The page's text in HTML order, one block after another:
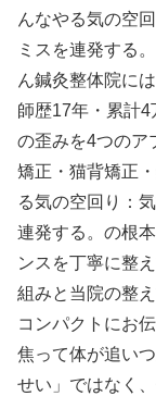
んなやる気の空
ミスを連発する
ん鍼灸整体院に
師歴17年・累計
の歪みを4つのア
矯正・猫背矯正
る気の空回り：
連発する。の根
ンスを丁寧に整
組みと当院の整
コンパクトにお
焦って体が追い
せい」ではなく